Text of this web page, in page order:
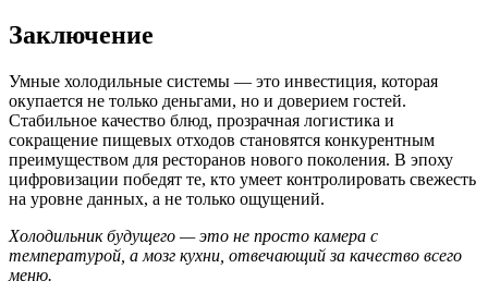
Заключение
Умные холодильные системы — это инвестиция, которая
окупается не только деньгами, но и доверием гостей.
Стабильное качество блюд, прозрачная логистика и
сокращение пищевых отходов становятся конкурентным
преимуществом для ресторанов нового поколения. В эпоху
цифровизации победят те, кто умеет контролировать свежесть
на уровне данных, а не только ощущений.
Холодильник будущего — это не просто камера с
температурой, а мозг кухни, отвечающий за качество всего
меню.